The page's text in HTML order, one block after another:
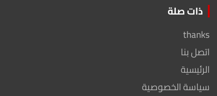
ذات صلة
thanks
اتصل بنا
الرئيسية
سياسة الخصوصية